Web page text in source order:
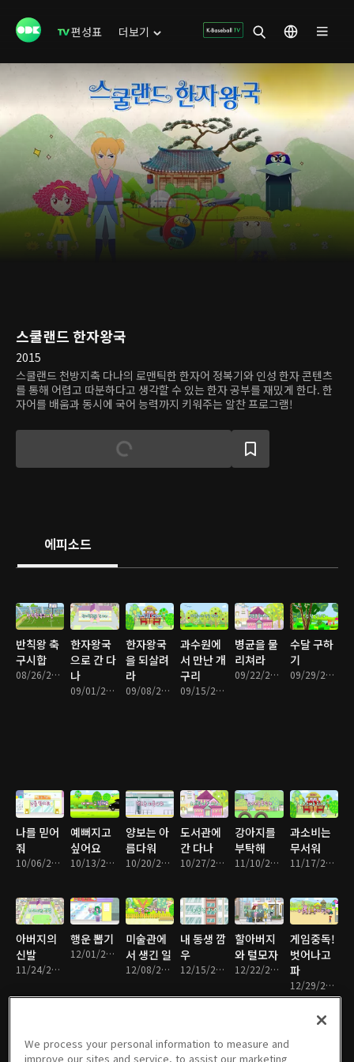
편성표 더보기
스쿨랜드 한자왕국
2015
스쿨랜드 천방지축 다나의 로맨틱한 한자어 정복기와 인성 한자 콘텐츠
를 통해 어렵고 따분하다고 생각할 수 있는 한자 공부를 재밌게 한다. 한
자어를 배움과 동시에 국어 능력까지 키워주는 알찬 프로그램!
에피소드
반칙왕 축
구시합
08/26/2016 • 11분
한자왕국
으로 간 다
나
09/01/2016 • 9분
한자왕국
을 되살려
라
09/08/2016 • 10분
과수원에
서 만난 개
구리
09/15/2016 • 11분
병균을 물
리쳐라
09/22/2016 • 11분
수달 구하
기
09/29/2016 • 11분
나를 믿어
줘
10/06/2016 • 11분
예뻐지고
싶어요
10/13/2016 • 11분
양보는 아
름다워
10/20/2016 • 12분
도서관에
간 다나
10/27/2016 • 12분
강아지를
부탁해
11/10/2016 • 12분
과소비는
무서워
11/17/2016 • 12분
아버지의
신발
11/24/2016 • 13분
행운 뽑기
12/01/2016 • 11분
미술관에
서 생긴 일
12/08/2016 • 10분
내 동생 깜
우
12/15/2016 • 11분
할아버지
와 털모자
12/22/2016 • 12분
게임중독!
벗어나고
파
12/29/2016 • 12분
We process your personal information to measure and
improve our sites and service, to assist our marketing